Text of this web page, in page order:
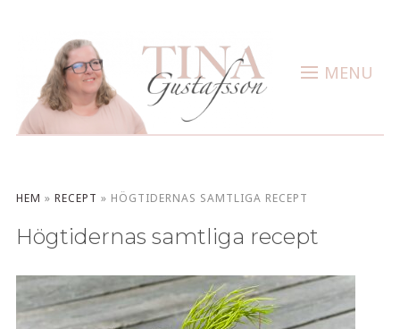
MENU
HEM » RECEPT » HÖGTIDERNAS SAMTLIGA RECEPT
Högtidernas samtliga recept